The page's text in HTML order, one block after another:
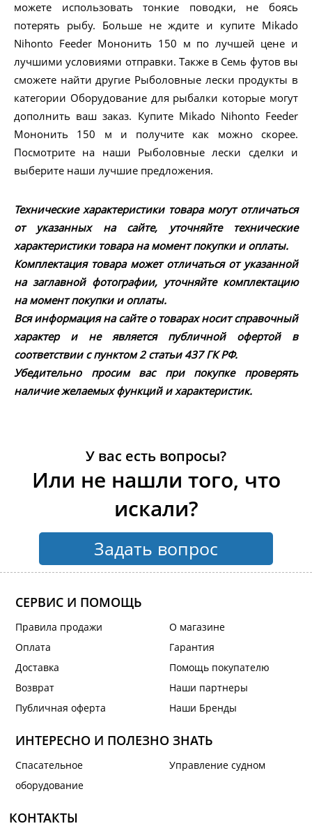
можете использовать тонкие поводки, не боясь
потерять рыбу. Больше не ждите и купите Mikado
Nihonto Feeder Мононить 150 м по лучшей цене и
лучшими условиями отправки. Также в Семь футов вы
сможете найти другие Рыболовные лески продукты в
категории Оборудование для рыбалки которые могут
дополнить ваш заказ. Купите Mikado Nihonto Feeder
Мононить 150 м и получите как можно скорее.
Посмотрите на наши Рыболовные лески сделки и
выберите наши лучшие предложения.
Технические характеристики товара могут отличаться
от указанных на сайте, уточняйте технические
характеристики товара на момент покупки и оплаты.
Комплектация товара может отличаться от указанной
на заглавной фотографии, уточняйте комплектацию
на момент покупки и оплаты.
Вся информация на сайте о товарах носит справочный
характер и не является публичной офертой в
соответствии с пунктом 2 статьи 437 ГК РФ.
Убедительно просим вас при покупке проверять
наличие желаемых функций и характеристик.
У вас есть вопросы?
Или не нашли того, что
искали?
Задать вопрос
СЕРВИС И ПОМОЩЬ
Правила продажи
Оплата
Доставка
Возврат
Публичная оферта
О магазине
Гарантия
Помощь покупателю
Наши партнеры
Наши Бренды
ИНТЕРЕСНО И ПОЛЕЗНО ЗНАТЬ
Спасательное
оборудование
Управление судном
КОНТАКТЫ